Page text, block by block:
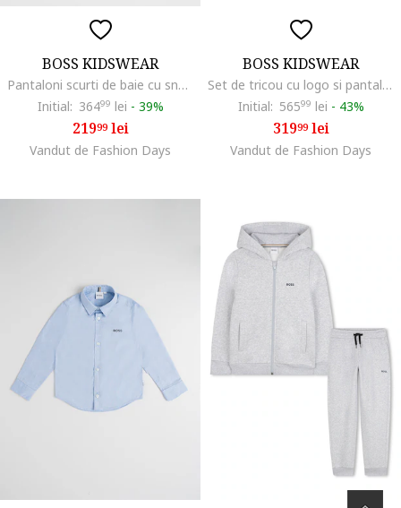
BOSS KIDSWEAR
Pantaloni scurti de baie cu snur in talie, Alb/Negru/Bej inchis
Initial: 36499 lei - 39%
21999lei
Vandut de Fashion Days
BOSS KIDSWEAR
Set de tricou cu logo si pantaloni scurti cu snur, Albastru ultramarin/Verde pal
Initial: 56599 lei - 43%
31999lei
Vandut de Fashion Days